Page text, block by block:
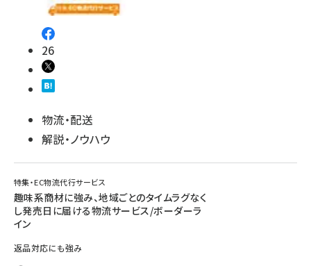
26
物流・配送
解説・ノウハウ
特集・EC物流代行サービス
趣味系商材に強み、地域ごとのタイムラグなく
し発売日に届ける物流サービス/ボーダーラ
イン
返品対応にも強み